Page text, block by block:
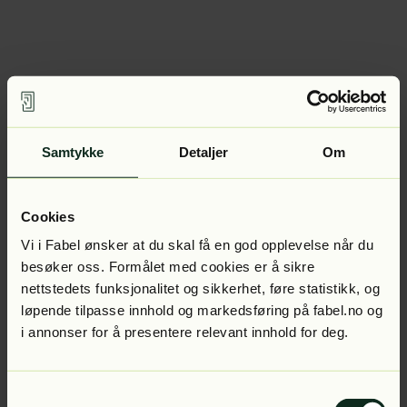
Samtykke Detaljer Om
Cookies
Vi i Fabel ønsker at du skal få en god opplevelse når du
besøker oss. Formålet med cookies er å sikre
nettstedets funksjonalitet og sikkerhet, føre statistikk, og
løpende tilpasse innhold og markedsføring på fabel.no og
i annonser for å presentere relevant innhold for deg.